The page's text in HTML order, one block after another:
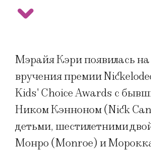
Мэрайя Кэри появилась
вручения премии
Kids' Choice Awards с
Ником Кэнноном (Nick
детьми, шестилетними
Монро (Monroe) и